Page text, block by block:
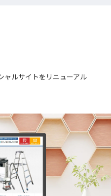
ャルサイトをリニューアル